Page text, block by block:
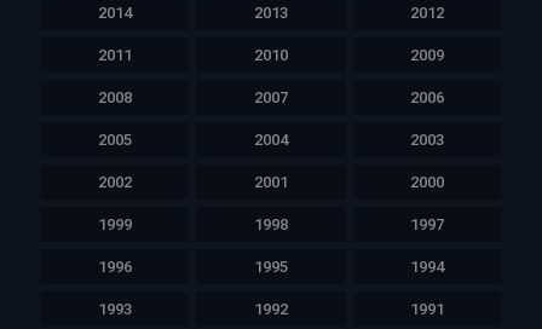
2014 2013 2012
2011 2010 2009
2008 2007 2006
2005 2004 2003
2002 2001 2000
1999 1998 1997
1996 1995 1994
1993 1992 1991